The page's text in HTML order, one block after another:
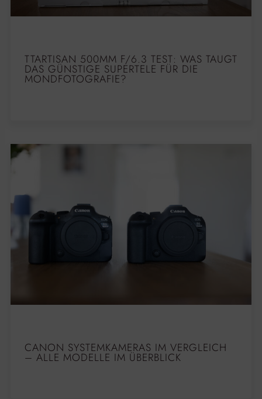
TTARTISAN 500MM F/6.3 TEST: WAS TAUGT
DAS GÜNSTIGE SUPERTELE FÜR DIE
MONDFOTOGRAFIE?
CANON SYSTEMKAMERAS IM VERGLEICH
– ALLE MODELLE IM ÜBERBLICK